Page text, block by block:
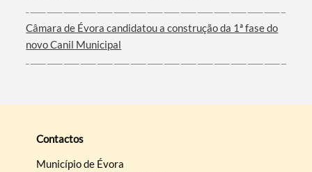
Câmara de Évora candidatou a construção da 1ª fase do
novo Canil Municipal
Contactos
Município de Évora